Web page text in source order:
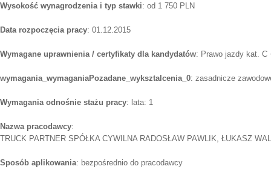
Wysokość wynagrodzenia i typ stawki: od 1 750 PLN
Data rozpoczęcia pracy: 01.12.2015
Wymagane uprawnienia / certyfikaty dla kandydatów: Prawo jazdy kat. C
wymagania_wymaganiaPozadane_wyksztalcenia_0: zasadnicze
Wymagania odnośnie stażu pracy: lata: 1
Nazwa pracodawcy:
TRUCK PARTNER SPÓŁKA CYWILNA RADOSŁAW PAWLIK, ŁUKASZ
Sposób aplikowania: bezpośrednio do pracodawcy